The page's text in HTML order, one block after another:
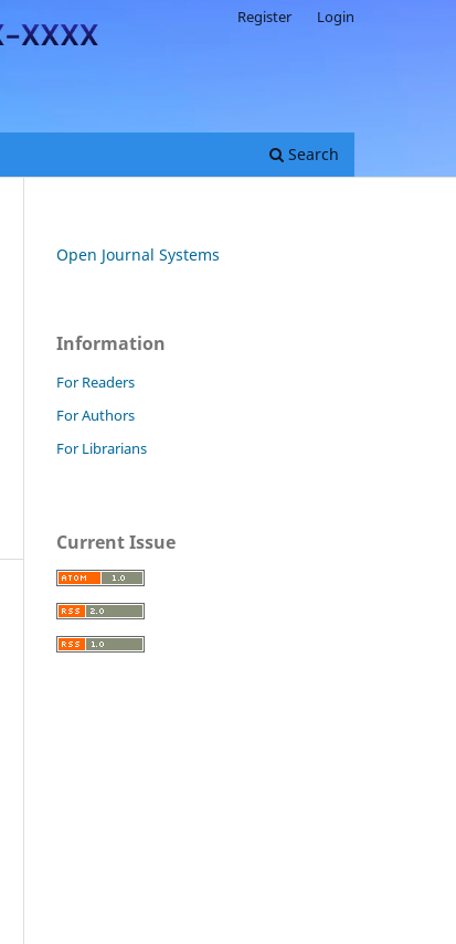
Search
Register Login
Open Journal Systems
Information
For Readers
For Authors
For Librarians
Current Issue